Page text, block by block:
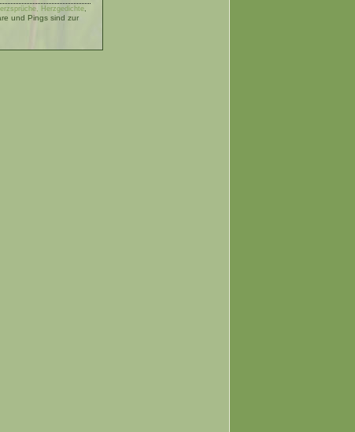
Herzgedichte,
und Pings sind zur